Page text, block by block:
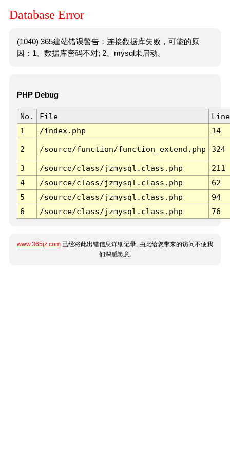
Database Error
(1040) 365建站错误警告：连接数据库失败，可能的原
因：1、数据库密码不对; 2、mysql未启动。
PHP Debug
No. File
Line
1
/index.php 14
2 /source/function/function_extend.php 324
3 /source/class/jzmysql.class.php
211
4
/source/class/jzmysql.class.php
62
5
/source/class/jzmysql.class.php
94
6
/source/class/jzmysql.class.php 76
www.365jz.com 已经将此出错信息详细记录, 由此给您带来的访问不便我
们深感歉意.